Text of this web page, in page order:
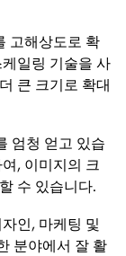
고해상도로 확
일링 기술을 사
큰 크기로 확대
엄청 얻고 있습
, 이미지의 크
수 있습니다.
인, 마케팅 및
분야에서 잘 활